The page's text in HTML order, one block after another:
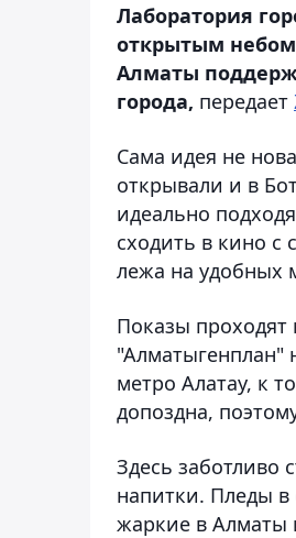
Лаборатория
открытым
Алматы
города, передает
Сама идея не
открывали и в
идеально
сходить в кино с
лежа на удобных
Показы
"Алматыгенплан"
метро Алатау, к
допоздна,
Здесь заботливо
напитки. Пледы в
жаркие в Алматы